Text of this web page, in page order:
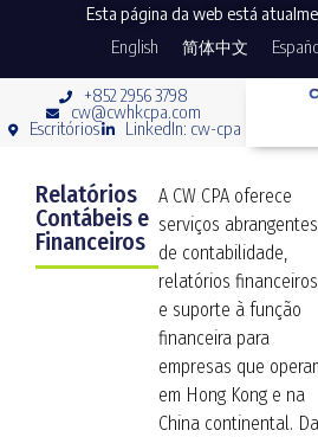
Esta página da web está
English
简体中文
+852 2956 3798
cw@cwhkcpa.com
Escritórios
LinkedIn: cw-cpa
Relatórios
Contábeis e
Financeiros
A CW CPA oferece
serviços abrangentes
de contabilidade,
relatórios financeiros
e suporte à função
financeira para
empresas que
em Hong Kong e na
China continental. Da